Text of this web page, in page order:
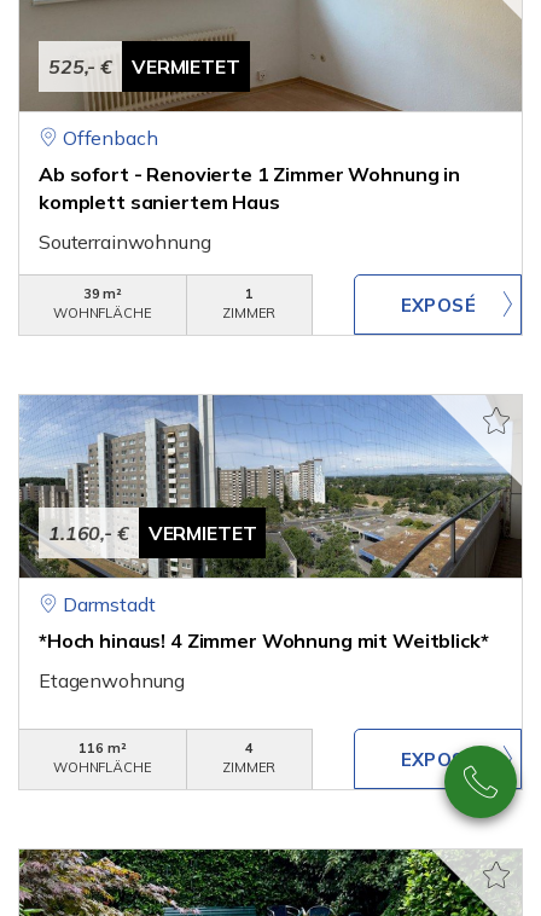
525,- € VERMIETET
Offenbach
Ab sofort - Renovierte 1 Zimmer Wohnung in
komplett saniertem Haus
Souterrainwohnung
39 m²
WOHNFLÄCHE
1
ZIMMER
1.160,- € VERMIETET
Darmstadt
*Hoch hinaus! 4 Zimmer Wohnung mit Weitblick*
Etagenwohnung
116 m²
WOHNFLÄCHE
4
ZIMMER